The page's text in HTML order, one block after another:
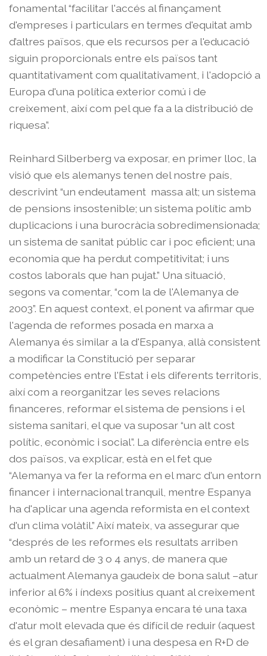
fonamental “facilitar l'accés al finançament
d'empreses i particulars en termes d'equitat amb
d’altres països, que els recursos per a l'educació
siguin proporcionals entre els països tant
quantitativament com qualitativament, i l'adopció a
Europa d'una política exterior comú i de
creixement, així com pel que fa a la distribució de
riquesa”.
Reinhard Silberberg va exposar, en primer lloc, la
visió que els alemanys tenen del nostre país,
descrivint “un endeutament massa alt; un sistema
de pensions insostenible; un sistema polític amb
duplicacions i una burocràcia sobredimensionada;
un sistema de sanitat públic car i poc eficient; una
economia que ha perdut competitivitat; i uns
costos laborals que han pujat.” Una situació,
segons va comentar, “com la de l'Alemanya de
2003”. En aquest context, el ponent va afirmar que
l'agenda de reformes posada en marxa a
Alemanya és similar a la d'Espanya, allà consistent
a modificar la Constitució per separar
competències entre l'Estat i els diferents territoris,
així com a reorganitzar les seves relacions
financeres, reformar el sistema de pensions i el
sistema sanitari, el que va suposar “un alt cost
polític, econòmic i social”. La diferència entre els
dos països, va explicar, està en el fet que
“Alemanya va fer la reforma en el marc d'un entorn
financer i internacional tranquil, mentre Espanya
ha d'aplicar una agenda reformista en el context
d'un clima volàtil.” Així mateix, va assegurar que
“després de les reformes els resultats arriben
amb un retard de 3 o 4 anys, de manera que
actualment Alemanya gaudeix de bona salut –atur
inferior al 6% i índexs positius quant al creixement
econòmic – mentre Espanya encara té una taxa
d'atur molt elevada que és difícil de reduir (aquest
és el gran desafiament) i una despesa en R+D de